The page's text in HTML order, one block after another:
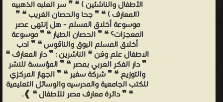
الأطفال والناشئين ) ❝ ❞ سر العلبه الذهبيه
(المعارف ) ❝ ❞ جحا والحصان الغريب ❝ ❞
موسوعة أخلاق المسلم - هل إنتهى عصر
المعجزات؟ ❝ ❞ الحصان الطيار ❝ ❞ موسوعة
أخلاق المسلم البوق والناقوس ❝ ❞ ادب
الاطفال علم وفن ❝ الناشرين : ❞ دار المعارف ❝
❞ دار الفكر العربي بمصر ❝ ❞ المؤسسة للنشر
والتوزيع ❝ ❞ شركة سفير ❝ ❞ الجهاز المركزي
للكتب الجامعية والمدرسيه والوسائل التعليمية
❝ ❞ دائرة معارف مصر للأطفال ❝ ❱.